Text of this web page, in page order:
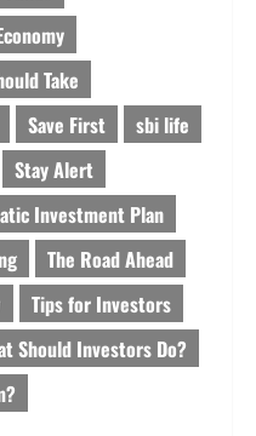
Take
Save First
sbi life
Stay Alert
Investment Plan
The Road Ahead
Tips for Investors
Should Investors Do?